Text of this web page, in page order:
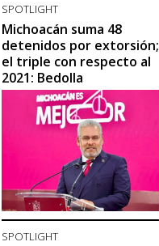
SPOTLIGHT
Michoacán suma 48
detenidos por extorsión;
el triple con respecto al
2021: Bedolla
SPOTLIGHT